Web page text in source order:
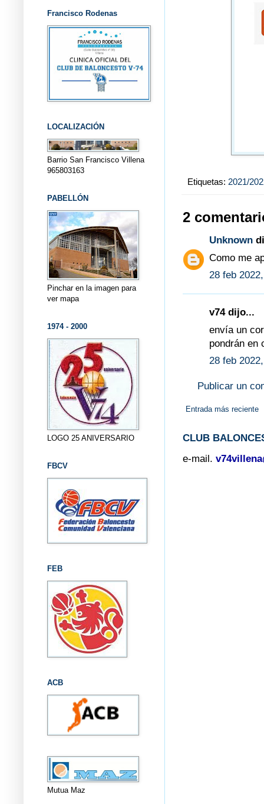
Etiquetas: 2021/
2
Unknown
Como me
28 feb
v74 dijo...
envía un
pondrán en
28 feb
Publicar un
Entrada más reciente
CLUB
e-mail.
Francisco Rodenas
LOCALIZACIÓN
Barrio San Francisco Villena
965803163
PABELLÓN
Pinchar en la imagen para
ver mapa
1974 - 2000
LOGO 25 ANIVERSARIO
FBCV
FEB
ACB
Mutua Maz